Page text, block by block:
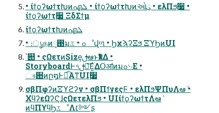
• ίϯϙʔωϯτԽͷഎܠ • ίϯϙʔωϯτԽͷઓུ • ελΠϧ࣮૷ •
ίϯϙʔωϯτ࣮૷ ΞδΣϯμ
ίϯϙʔωϯτԽͷഎܠ
• ։ൃதͷ࢓༷มߋ • ػೳվળ • ϦχϡʔΞϧ ΞϓϦͷUI
՝୊ • ςΩετͷSize͕ࢦఆͱҟͳΔ •
StoryboardͰ৭ࢦఆ͞Ε͍ͯΔՕॴͷมߋ࿙Ε •
ෳ਺ͷը໘Ͱಉ͡Α͏ͳUI࣮૷
σβΠφʔͷΞϓϩʔν • σβΠϯγεςϜ • ελΠϧΨΠυΛఆٛ •
ΧϥʔεΩʔϚɺςΩετελΠϧ • UIίϯϙʔωϯτΛఆٛ
ͷϥΠϒϥϦػೳΛ׆༻ʂ